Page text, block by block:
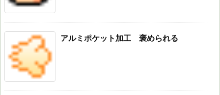
アルミポケット加工 褒められる